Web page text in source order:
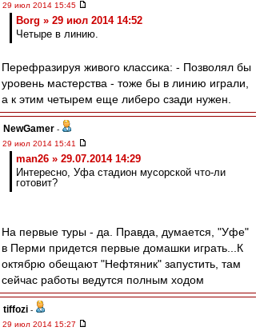
29 июл 2014 15:45
Borg » 29 июл 2014 14:52
Четыре в линию.
Перефразируя живого классика: - Позволял бы
уровень мастерства - тоже бы в линию играли,
а к этим четырем еще либеро сзади нужен.
NewGamer -
29 июл 2014 15:41
man26 » 29.07.2014 14:29
Интересно, Уфа стадион мусорской что-ли
готовит?
На первые туры - да. Правда, думается, "Уфе"
в Перми придется первые домашки играть...К
октябрю обещают "Нефтяник" запустить, там
сейчас работы ведутся полным ходом
tiffozi -
29 июл 2014 15:27